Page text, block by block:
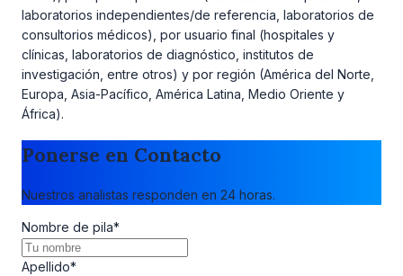
laboratorios independientes/de referencia, laboratorios de
consultorios médicos), por usuario final (hospitales y
clínicas, laboratorios de diagnóstico, institutos de
investigación, entre otros) y por región (América del Norte,
Europa, Asia-Pacífico, América Latina, Medio Oriente y
África).
Ponerse en Contacto
Nuestros analistas responden en 24 horas.
Nombre de pila*
Apellido*